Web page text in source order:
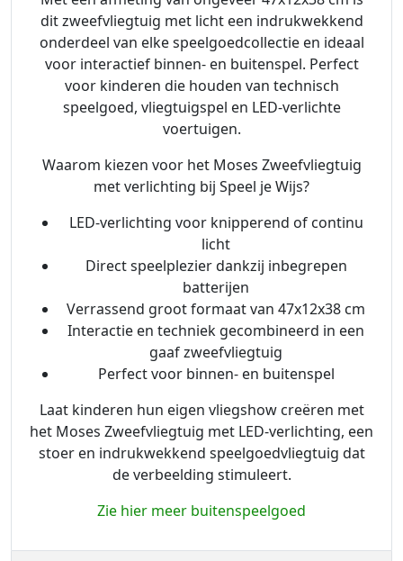
dit zweefvliegtuig met licht een indrukwekkend
onderdeel van elke speelgoedcollectie en ideaal
voor interactief binnen- en buitenspel. Perfect
voor kinderen die houden van technisch
speelgoed, vliegtuigspel en LED-verlichte
voertuigen.
Waarom kiezen voor het Moses Zweefvliegtuig
met verlichting bij Speel je Wijs?
LED-verlichting voor knipperend of continu
licht
Direct speelplezier dankzij inbegrepen
batterijen
Verrassend groot formaat van 47x12x38 cm
Interactie en techniek gecombineerd in een
gaaf zweefvliegtuig
Perfect voor binnen- en buitenspel
Laat kinderen hun eigen vliegshow creëren met
het Moses Zweefvliegtuig met LED-verlichting, een
stoer en indrukwekkend speelgoedvliegtuig dat
de verbeelding stimuleert.
Zie hier meer buitenspeelgoed